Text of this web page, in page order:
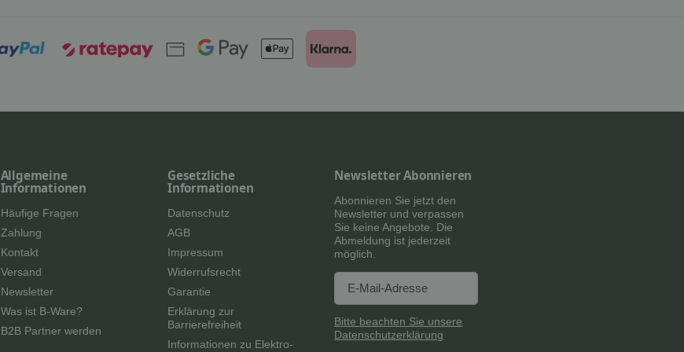
Allgemeine
Informationen
Häufige Fragen
Zahlung
Kontakt
Versand
Newsletter
Was ist B-Ware?
B2B Partner werden
Gesetzliche
Informationen
Datenschutz
AGB
Impressum
Widerrufsrecht
Garantie
Erklärung zur
Barrierefreiheit
Informationen zu Elektro-
Newsletter Abonnieren
Abonnieren Sie jetzt den
Newsletter und verpassen
Sie keine Angebote. Die
Abmeldung ist jederzeit
möglich.
Newsletter Abonnieren
Newsletter Abonnieren
Bitte beachten Sie unsere
Datenschutzerklärung